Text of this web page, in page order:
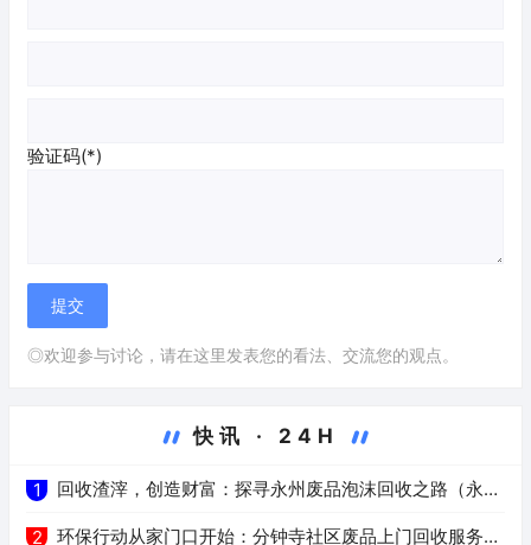
验证码(*)
◎欢迎参与讨论，请在这里发表您的看法、交流您的观点。
快讯 · 24H
1 回收渣滓，创造财富：探寻永州废品泡沫回收之路（永州
废品泡沫回收）
2 环保行动从家门口开始：分钟寺社区废品上门回收服务